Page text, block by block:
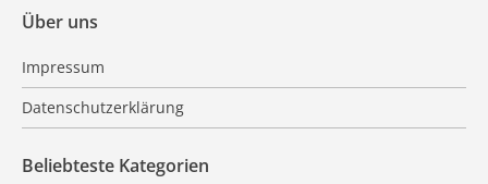
Über uns
Impressum
Datenschutzerklärung
Beliebteste Kategorien